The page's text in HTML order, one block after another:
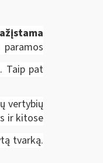
Taip pat
vertybių
ir kitose
tvarką.